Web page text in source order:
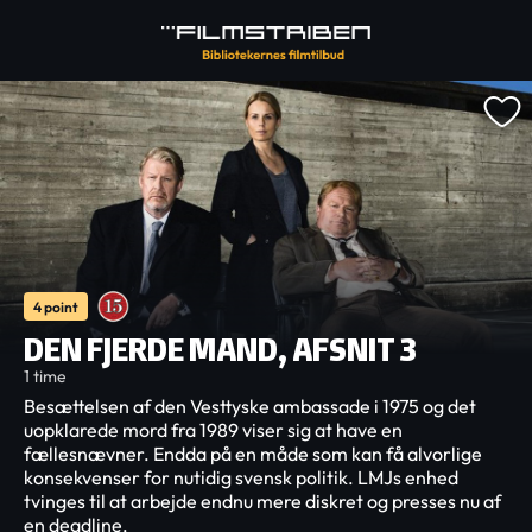
4 point
DEN FJERDE MAND, AFSNIT 3
1 time
Besættelsen af den Vesttyske ambassade i 1975 og det
uopklarede mord fra 1989 viser sig at have en
fællesnævner. Endda på en måde som kan få alvorlige
konsekvenser for nutidig svensk politik. LMJs enhed
tvinges til at arbejde endnu mere diskret og presses nu af
en deadline.